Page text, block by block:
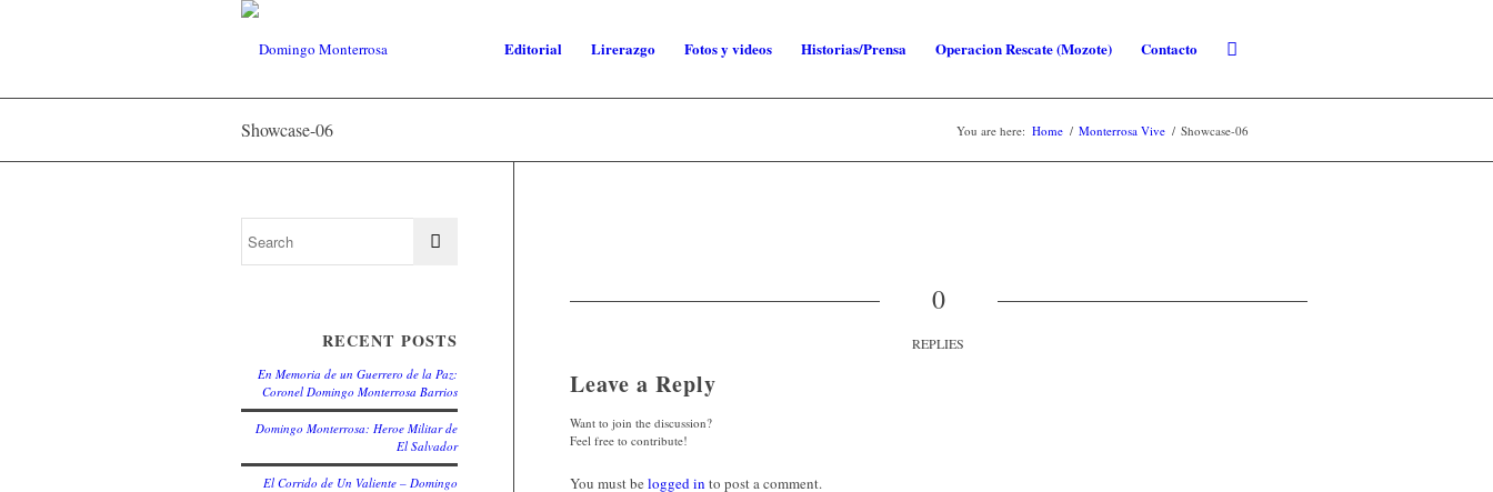
Editorial Lirerazgo Fotos y videos Historias/Prensa Operacion Rescate (Mozote) Contacto
Showcase-06 You are here: Home / Monterrosa Vive / Showcase-06
0
REPLIES
Leave a Reply
Want to join the discussion?
Feel free to contribute!
You must be logged in to post a comment.
RECENT POSTS
En Memoria de un Guerrero de la Paz:
Coronel Domingo Monterrosa Barrios
Domingo Monterrosa: Heroe Militar de
El Salvador
El Corrido de Un Valiente – Domingo